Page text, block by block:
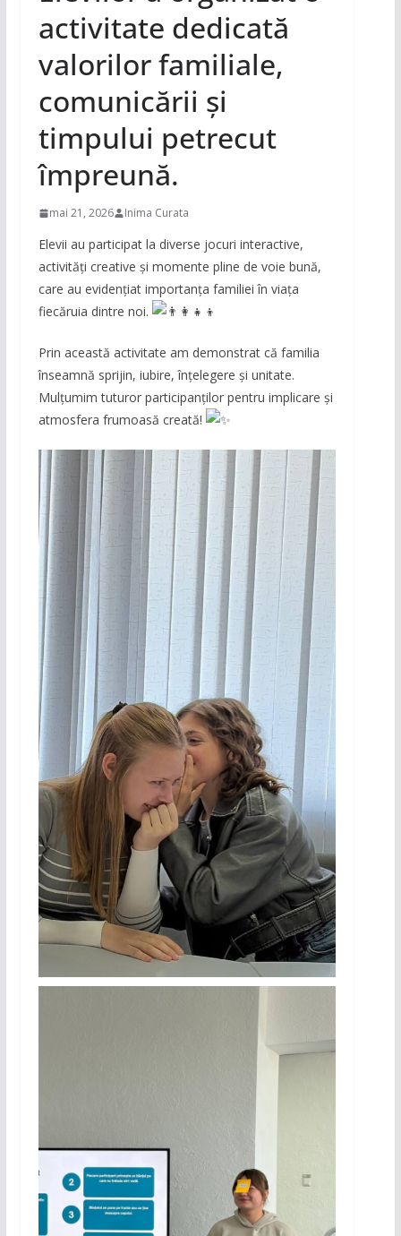
activitate dedicată
valorilor familiale,
comunicării și
timpului petrecut
împreună.
mai 21, 2026 Inima Curata
Elevii au participat la diverse jocuri interactive,
activități creative și momente pline de voie bună,
care au evidențiat importanța familiei în viața
fiecăruia dintre noi.
Prin această activitate am demonstrat că familia
înseamnă sprijin, iubire, înțelegere și unitate.
Mulțumim tuturor participanților pentru implicare și
atmosfera frumoasă creată!